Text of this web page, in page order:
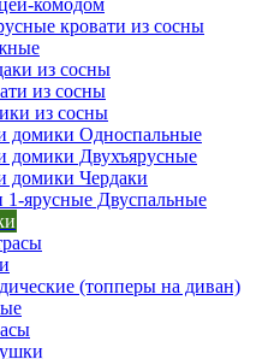
комодом
кровати из сосны
из сосны
из сосны
из сосны
домики Односпальные
домики Двухъярусные
домики Чердаки
ярусные Двуспальные
(топперы на диван)